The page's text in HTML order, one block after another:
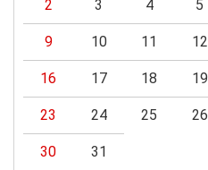
2 3 4 5
9 10 11 12
16 17 18 19
23 24 25 26
30 31